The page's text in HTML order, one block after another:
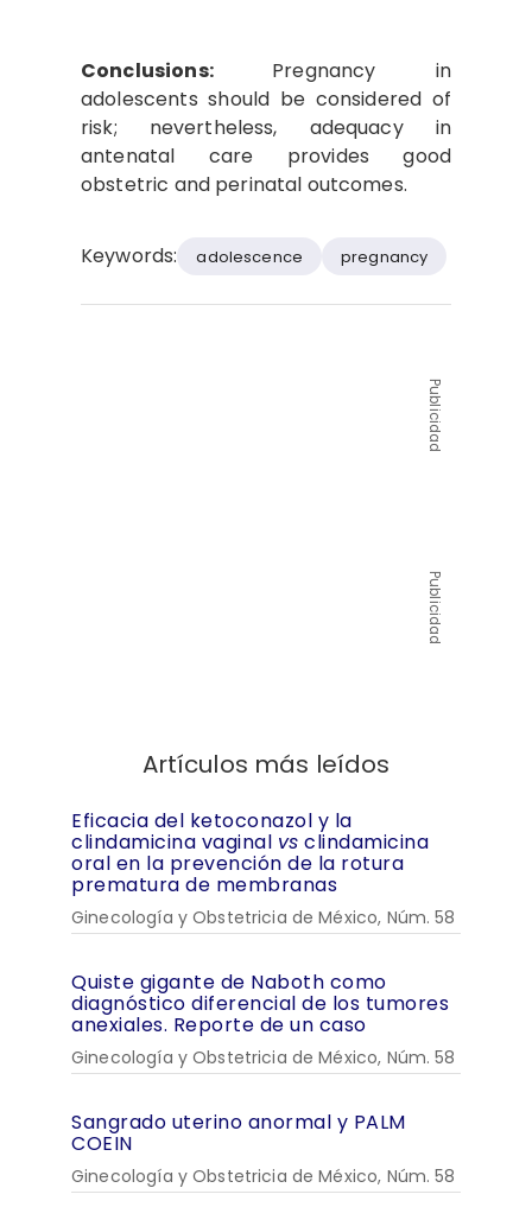
Conclusions: Pregnancy in
adolescents should be considered of
risk; nevertheless, adequacy in
antenatal care provides good
obstetric and perinatal outcomes.
Keywords: adolescence pregnancy
Publicidad
Publicidad
Artículos más leídos
Eficacia del ketoconazol y la
clindamicina vaginal vs clindamicina
oral en la prevención de la rotura
prematura de membranas
Ginecología y Obstetricia de México, Núm. 58
Quiste gigante de Naboth como
diagnóstico diferencial de los tumores
anexiales. Reporte de un caso
Ginecología y Obstetricia de México, Núm. 58
Sangrado uterino anormal y PALM
COEIN
Ginecología y Obstetricia de México, Núm. 58